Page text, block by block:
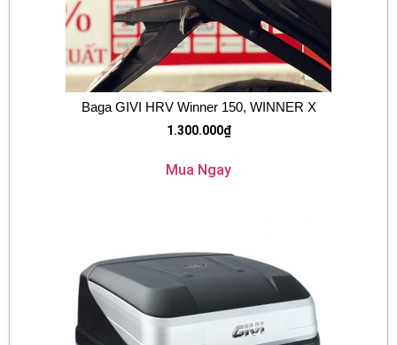
Baga GIVI HRV Winner 150, WINNER X
1.300.000₫
Mua Ngay